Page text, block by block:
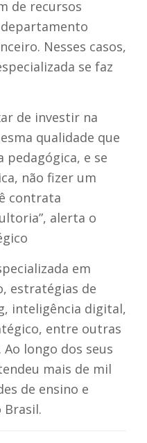
de recursos
Nesses casos,
se faz
de investir na
qualidade que
pedagógica, e se
não fizer um
contrata
alerta o
em
estratégias de
inteligência digital,
entre outras
longo dos seus
mais de mil
de ensino e
Brasil.